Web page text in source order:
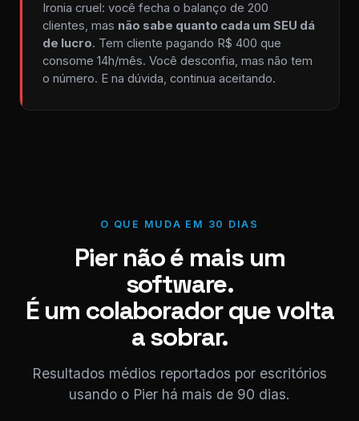
Ironia cruel: você fecha o balanço de 200
clientes, mas não sabe quanto cada um SEU dá
de lucro. Tem cliente pagando R$ 400 que
consome 14h/mês. Você desconfia, mas não tem
o número. E na dúvida, continua aceitando.
O QUE MUDA EM 30 DIAS
Pier não é mais um
software.
É um colaborador que volta
a sobrar.
Resultados médios reportados por escritórios
usando o Pier há mais de 90 dias.